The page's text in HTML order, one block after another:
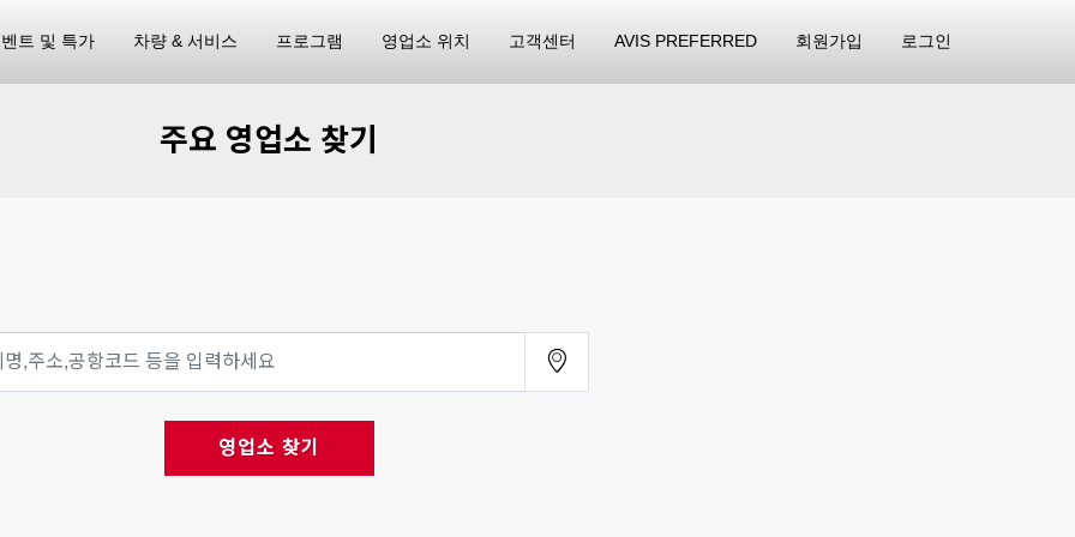
트 및 특가 차량 & 서비스 프로그램 영업소 위치 고객센터 AVIS PREFERRED 회원가입 로그인
주요 영업소 찾기
영업소 찾기